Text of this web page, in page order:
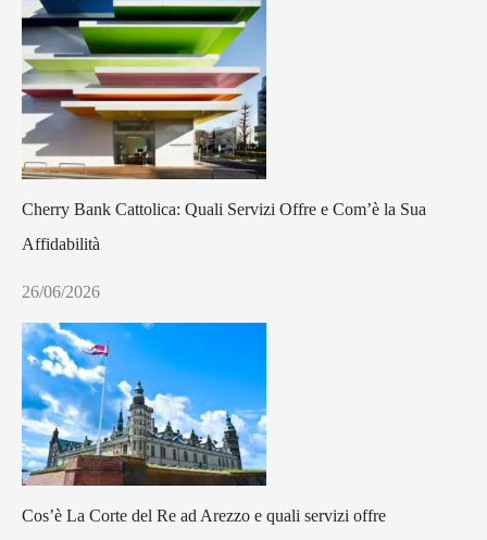
Cherry Bank Cattolica: Quali Servizi Offre e Com’è la Sua
Affidabilità
26/06/2026
Cos’è La Corte del Re ad Arezzo e quali servizi offre